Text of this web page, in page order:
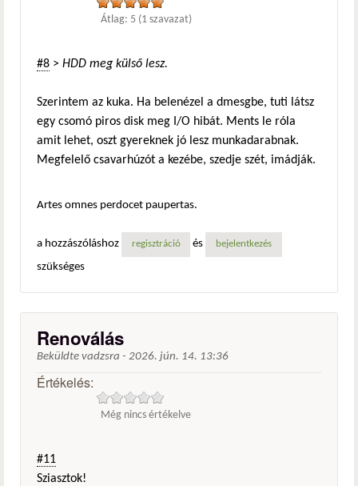
Átlag: 5 (1 szavazat)
#8 > HDD meg külső lesz.
Szerintem az kuka. Ha belenézel a dmesgbe, tuti látsz
egy csomó piros disk meg I/O hibát. Ments le róla
amit lehet, oszt gyereknek jó lesz munkadarabnak.
Megfelelő csavarhúzót a kezébe, szedje szét, imádják.
Artes omnes perdocet paupertas.
a hozzászóláshoz regisztráció és bejelentkezés
szükséges
Renoválás
Beküldte vadzsra - 2026. jún. 14. 13:36
Értékelés:
Még nincs értékelve
#11
Sziasztok!